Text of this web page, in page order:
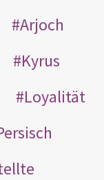
Arjoch
Kyrus
Loyalität